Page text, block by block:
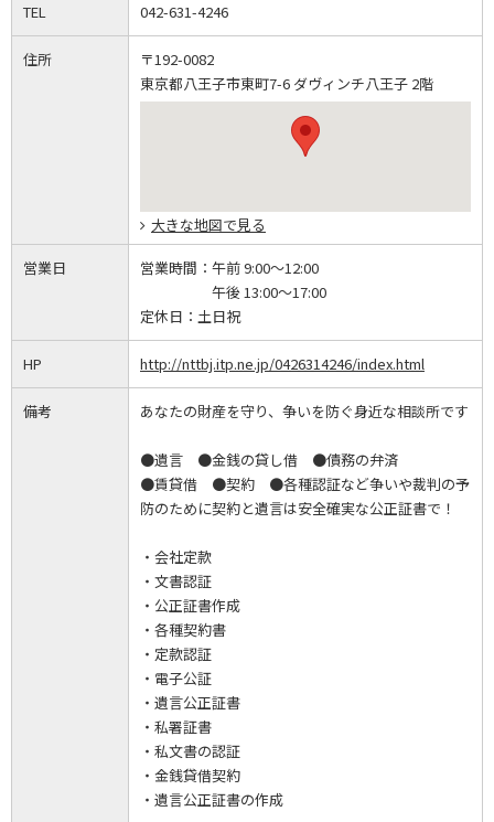
TEL 042-631-4246
住所
〒192-0082
東京都八王子市東町7-6 ダヴィンチ八王子 2階
大きな地図で見る
営業日 営業時間： 午前 9:00～12:00
午後 13:00～17:00
定休日： 土日祝
HP http://nttbj.itp.ne.jp/0426314246/index.html
備考 あなたの財産を守り、争いを防ぐ身近な相談所です
●遺言 ●金銭の貸し借 ●債務の弁済
●賃貸借 ●契約 ●各種認証など争いや裁判の予
防のために契約と遺言は安全確実な公正証書で！
・会社定款
・文書認証
・公正証書作成
・各種契約書
・定款認証
・電子公証
・遺言公正証書
・私署証書
・私文書の認証
・金銭貸借契約
・遺言公正証書の作成